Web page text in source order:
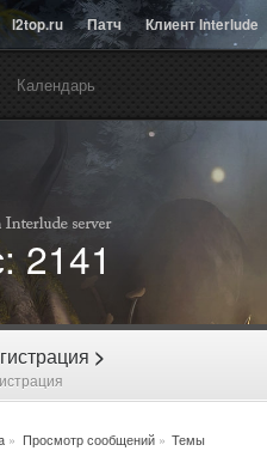
l2top.ru Патч Клиент Interlude
Календарь
2141
>
» Просмотр сообщений» Темы